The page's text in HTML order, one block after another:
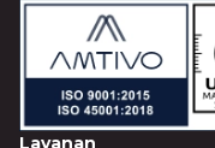
Layanan